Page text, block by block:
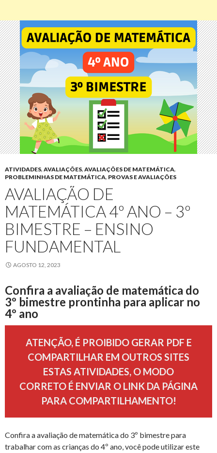
ATIVIDADES, AVALIAÇÕES, AVALIAÇÕES DE MATEMÁTICA,
PROBLEMINHAS DE MATEMÁTICA, PROVAS E AVALIAÇÕES
AVALIAÇÃO DE
MATEMÁTICA 4º ANO – 3º
BIMESTRE – ENSINO
FUNDAMENTAL
AGOSTO 12, 2023
Confira a avaliação de matemática do
3º bimestre prontinha para aplicar no
4º ano
ATENÇÃO, É PROIBIDO GERAR PDF E
COMPARTILHAR EM OUTROS SITES
ESTAS ATIVIDADES, O MODO
CORRETO É ENVIAR O LINK DA PÁGINA
PARA COMPARTILHAMENTO!
Confira a avaliação de matemática do 3º bimestre para
trabalhar com as crianças do 4º ano, você pode utilizar este